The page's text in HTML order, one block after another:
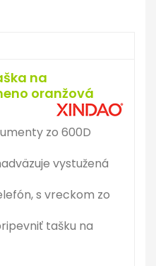
na
oranžová
zo 600D
vystužená
s vreckom zo
tašku na